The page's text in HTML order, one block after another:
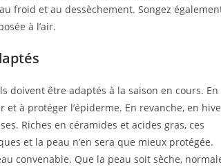
froid et au dessèchement. Songez
à l’air.
doivent être adaptés à la saison en cours. En
à protéger l’épiderme. En revanche, en
Riches en céramides et acides gras, ces
et la peau n’en sera que mieux protégée.
convenable. Que la peau soit sèche,